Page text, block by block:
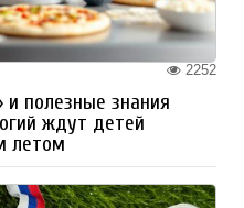
2252
и полезные знания
ждут детей
летом